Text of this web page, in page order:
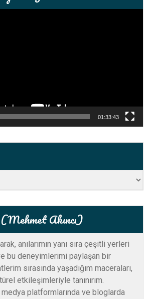
01:33:43
Akıncı)
anılarımın yanı sıra çeşitli yerleri
bu deneyimlerimi paylaşan bir
sırasında yaşadığım maceraları,
etkileşimleriyle tanınırım.
platformlarında ve bloglarda